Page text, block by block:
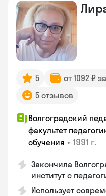
5 от 1092 ₽
5 отзывов
Волгоградский
факультет
обучения • 1991 г.
Закончила
институт с
Использует